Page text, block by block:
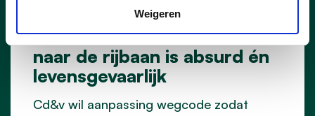
Weigeren
Rolstoelfietsen verbannen
naar de rijbaan is absurd én
levensgevaarlijk
Cd&v wil aanpassing wegcode zodat